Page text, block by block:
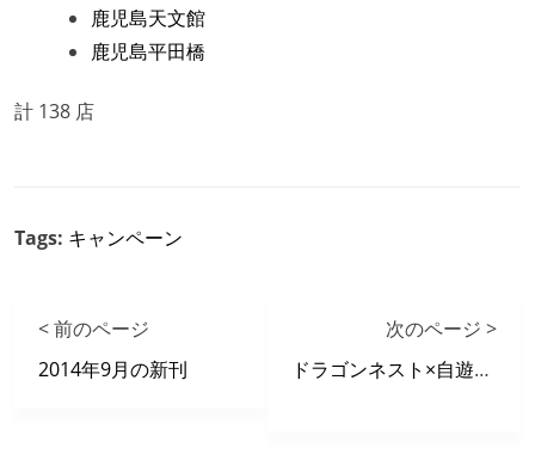
鹿児島天文館
鹿児島平田橋
計 138 店
Tags: キャンペーン
< 前のページ
2014年9月の新刊
次のページ >
ドラゴンネスト×自遊空間限定キャンペーン